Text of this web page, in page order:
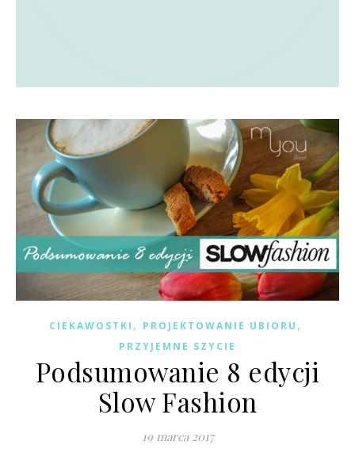
CIEKAWOSTKI , PROJEKTOWANIE UBIORU ,
PRZYJEMNE SZYCIE
Podsumowanie 8 edycji
Slow Fashion
19 marca 2017